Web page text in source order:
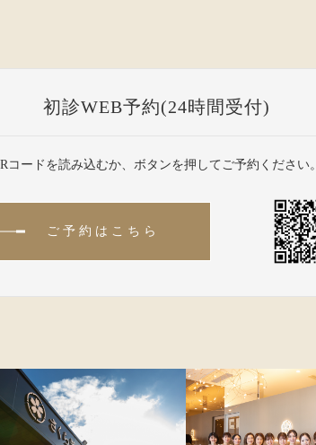
初診WEB予約(24時間受付)
コードを読み込むか、ボタンを押してご予約ください。
ご予約はこちら